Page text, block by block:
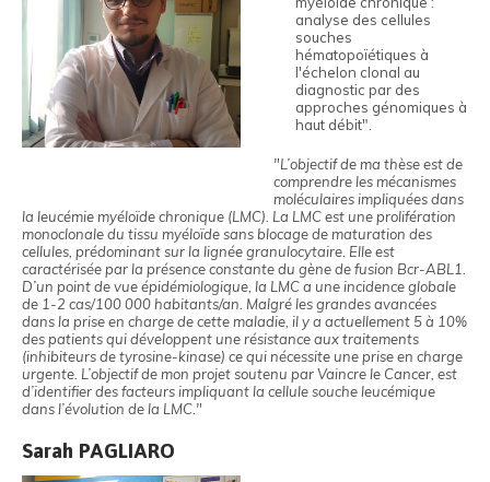
analyse des cellules
souches
hématopoïétiques à
l'échelon clonal au
diagnostic par des
approches génomiques à
haut débit".
"L’objectif de ma thèse est de
comprendre les mécanismes
moléculaires impliquées dans
la leucémie myéloïde chronique (LMC). La LMC est une prolifération
monoclonale du tissu myéloïde sans blocage de maturation des
cellules, prédominant sur la lignée granulocytaire. Elle est
caractérisée par la présence constante du gène de fusion Bcr-ABL1.
D’un point de vue épidémiologique, la LMC a une incidence globale
de 1-2 cas/100 000 habitants/an. Malgré les grandes avancées
dans la prise en charge de cette maladie, il y a actuellement 5 à 10%
des patients qui développent une résistance aux traitements
(inhibiteurs de tyrosine-kinase) ce qui nécessite une prise en charge
urgente. L’objectif de mon projet soutenu par Vaincre le Cancer, est
d’identifier des facteurs impliquant la cellule souche leucémique
dans l’évolution de la LMC."
Sarah PAGLIARO